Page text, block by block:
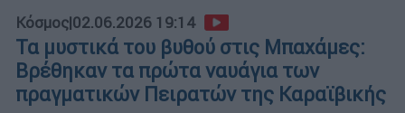
Κόσμος|02.06.2026 19:14
Τα μυστικά του βυθού στις Μπαχάμες:
Βρέθηκαν τα πρώτα ναυάγια των
πραγματικών Πειρατών της Καραϊβικής